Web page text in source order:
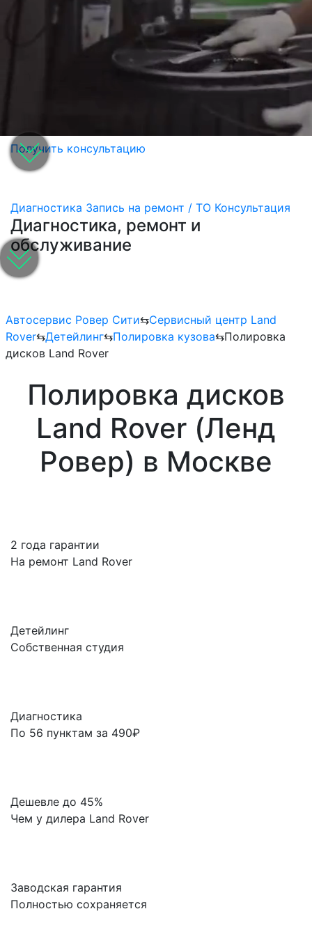
Получить консультацию
Диагностика Запись на ремонт / ТО Консультация
Диагностика, ремонт и
обслуживание
Автосервис Ровер Сити⇆Сервисный центр Land
Rover⇆Детейлинг⇆Полировка кузова⇆Полировка
дисков Land Rover
Полировка дисков
Land Rover (Ленд
Ровер) в Москве
2 года гарантии
На ремонт Land Rover
Детейлинг
Собственная студия
Диагностика
По 56 пунктам за 490₽
Дешевле до 45%
Чем у дилера Land Rover
Заводская гарантия
Полностью сохраняется